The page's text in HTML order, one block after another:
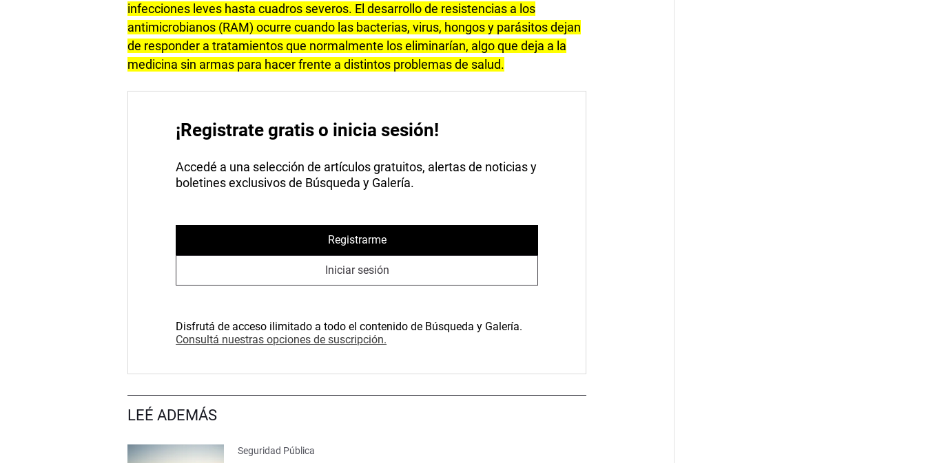
infecciones leves hasta cuadros severos. El desarrollo de resistencias a los
antimicrobianos (RAM) ocurre cuando las bacterias, virus, hongos y parásitos dejan
de responder a tratamientos que normalmente los eliminarían, algo que deja a la
medicina sin armas para hacer frente a distintos problemas de salud.
¡Registrate gratis o inicia sesión!
Accedé a una selección de artículos gratuitos, alertas de noticias y
boletines exclusivos de Búsqueda y Galería.
Registrarme
Iniciar sesión
Disfrutá de acceso ilimitado a todo el contenido de Búsqueda y Galería.
Consultá nuestras opciones de suscripción.
LEÉ ADEMÁS
Seguridad Pública